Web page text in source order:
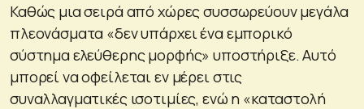
Καθώς μια σειρά από χώρες συσσωρεύουν μεγάλα
πλεονάσματα «δεν υπάρχει ένα εμπορικό
σύστημα ελεύθερης μορφής» υποστήριξε. Αυτό
μπορεί να οφείλεται εν μέρει στις
συναλλαγματικές ισοτιμίες, ενώ η «καταστολή